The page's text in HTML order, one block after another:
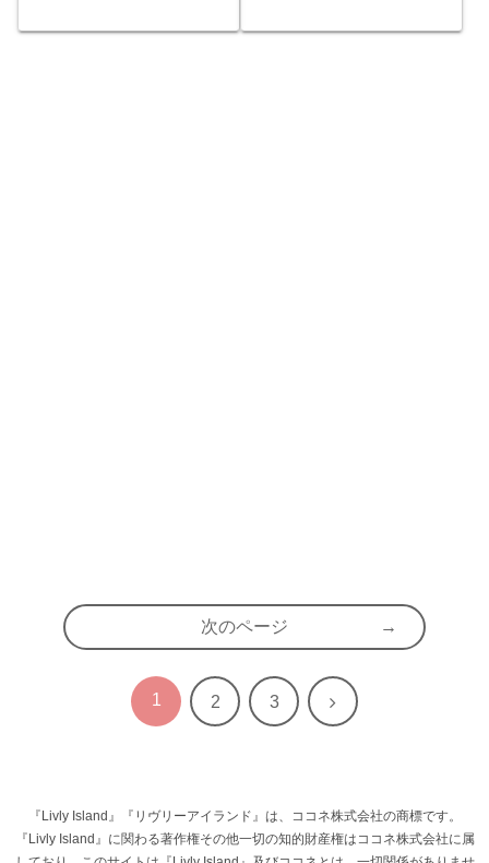
次のページ
1 2 3 次
『Livly Island』『リヴリーアイランド』は、ココネ株式会社の商標です。
『Livly Island』に関わる著作権その他一切の知的財産権はココネ株式会社に属